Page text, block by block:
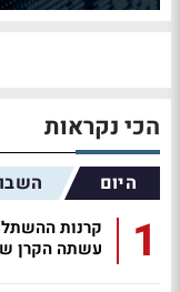
הכי נקראות
היום
1
קרנות
עשתה הקרן